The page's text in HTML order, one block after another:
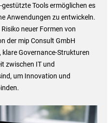
Tools ermöglichen es
Anwendungen zu entwickeln.
neuer Formen von
der mip Consult GmbH
Governance-Strukturen
zwischen IT und
um Innovation und